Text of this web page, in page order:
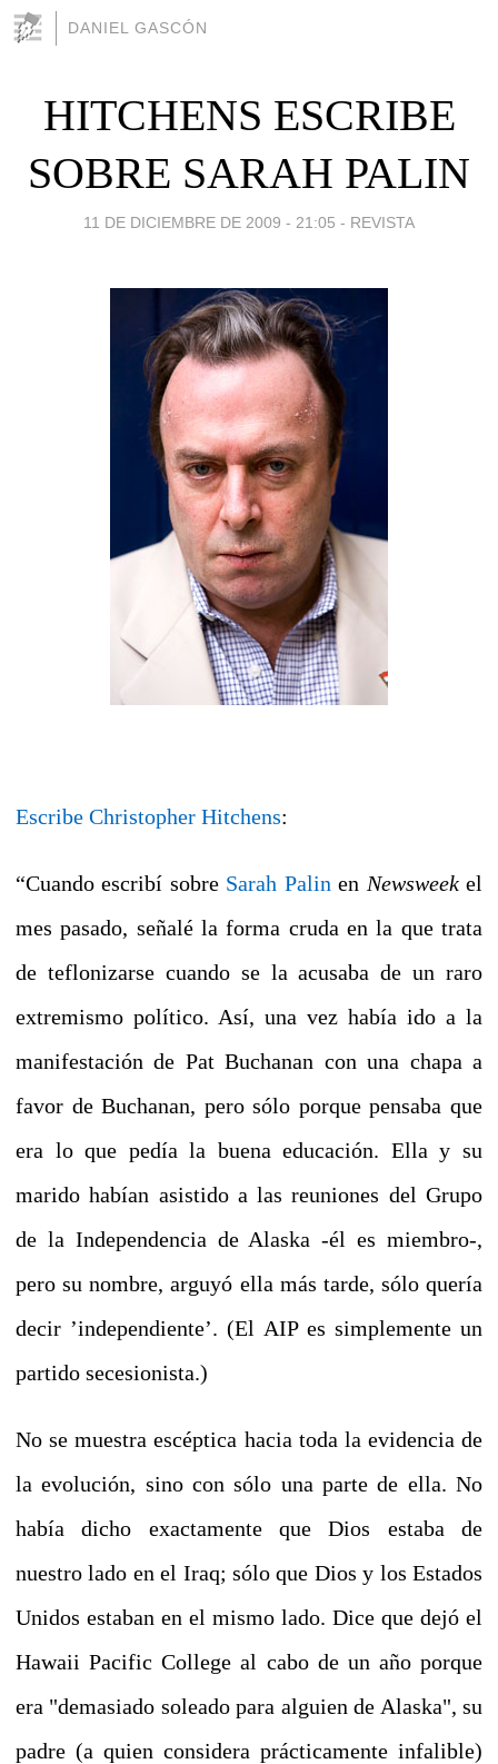
DANIEL GASCÓN
HITCHENS ESCRIBE
SOBRE SARAH PALIN
11 DE DICIEMBRE DE 2009 - 21:05 - REVISTA
Escribe Christopher Hitchens:
“Cuando escribí sobre Sarah Palin en Newsweekel
mes pasado, señalé la forma cruda en la que trata
de teflonizarse cuando se la acusaba de un raro
extremismo político. Así, una vez había ido a la
manifestación de Pat Buchanan con una chapa a
favor de Buchanan, pero sólo porque pensaba que
era lo que pedía la buena educación. Ella y su
marido habían asistido a las reuniones del Grupo
de la Independencia de Alaska -él es miembro-,
pero su nombre, arguyó ella más tarde, sólo quería
decir ’independiente’.(El AIP es simplemente un
partido secesionista.)
No se muestra escéptica hacia toda la evidencia de
la evolución, sino con sólo una parte de ella. No
había dicho exactamente que Dios estaba de
nuestro lado en el Iraq; sólo que Dios y los Estados
Unidos estaban en el mismo lado. Dice que dejó el
Hawaii Pacific College al cabo de un año porque
era "demasiado soleado para alguien de Alaska", su
padre (a quien considera prácticamente infalible)